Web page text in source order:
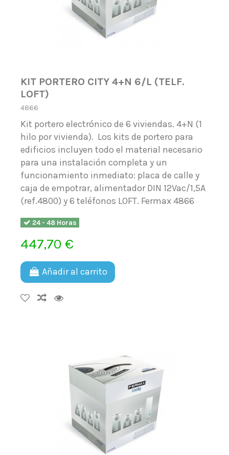
KIT PORTERO CITY 4+N 6/L (TELF.
LOFT)
4866
Kit portero electrónico de 6 viviendas. 4+N (1
hilo por vivienda). Los kits de portero para
edificios incluyen todo el material necesario
para una instalación completa y un
funcionamiento inmediato: placa de calle y
caja de empotrar, alimentador DIN 12Vac/1,5A
(ref.4800) y 6 teléfonos LOFT. Fermax 4866
24 - 48 Horas
447,70 €
Añadir al carrito